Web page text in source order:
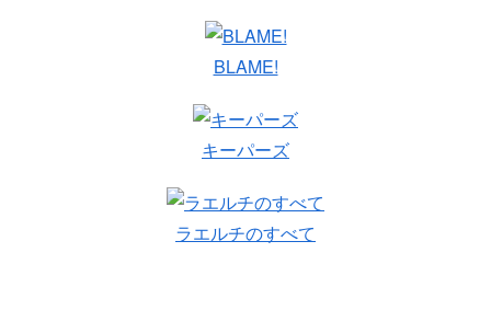
BLAME!
キーパーズ
ラエルチのすべて